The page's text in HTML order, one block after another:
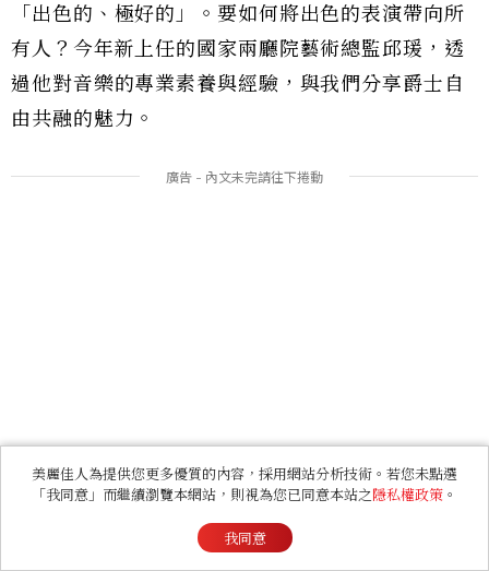
「出色的、極好的」。要如何將出色的表演帶向所
有人？今年新上任的國家兩廳院藝術總監邱瑗，透
過他對音樂的專業素養與經驗，與我們分享爵士自
由共融的魅力。
美麗佳人為提供您更多優質的內容，採用網站分析技術。若您未點選
「我同意」而繼續瀏覽本網站，則視為您已同意本站之隱私權政策 。
我同意